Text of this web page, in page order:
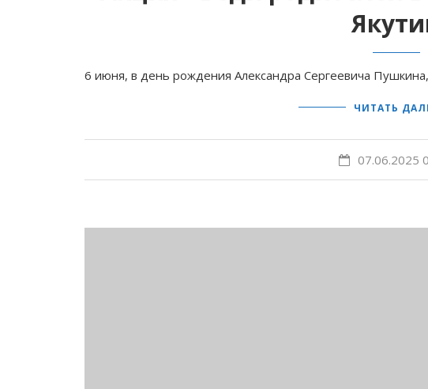
6 июня, в день рождения Александра Сергеевича Пушкина,
ЧИТАТЬ
07.06.2025